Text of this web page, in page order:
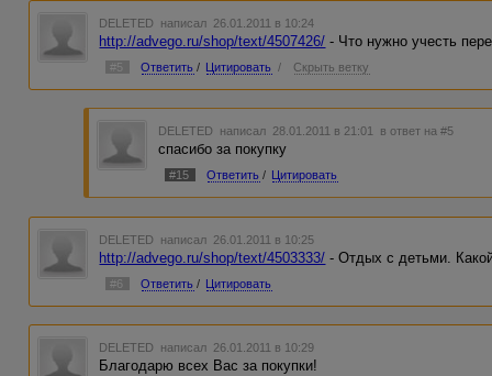
DELETED написал 26.01.2011 в 10:24
http://advego.ru/shop/text/4507426/ - Что нужно учесть
#5 Ответить / Цитировать / Скрыть ветку
DELETED написал 28.01.2011 в 21:01 в ответ на #5
спасибо за покупку
#15 Ответить / Цитировать
DELETED написал 26.01.2011 в 10:25
http://advego.ru/shop/text/4503333/ - Отдых с детьми.
#6 Ответить / Цитировать
DELETED написал 26.01.2011 в 10:29
Благодарю всех Вас за покупки!